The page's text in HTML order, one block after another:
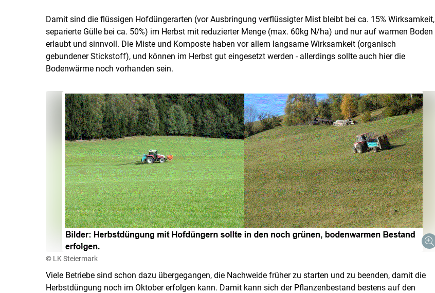
Skip to main content
Damit sind die flüssigen Hofdüngerarten (vor Ausbringung verflüssigter Mist bleibt bei ca. 15% Wirksamkeit,
separierte Gülle bei ca. 50%) im Herbst mit reduzierter Menge (max. 60kg N/ha) und nur auf warmen Boden
erlaubt und sinnvoll. Die Miste und Komposte haben vor allem langsame Wirksamkeit (organisch
gebundener Stickstoff), und können im Herbst gut eingesetzt werden - allerdings sollte auch hier die
Bodenwärme noch vorhanden sein.
© LK Steiermark
Viele Betriebe sind schon dazu übergegangen, die Nachweide früher zu starten und zu beenden, damit die
Herbstdüngung noch im Oktober erfolgen kann. Damit kann sich der Pflanzenbestand bestens auf den